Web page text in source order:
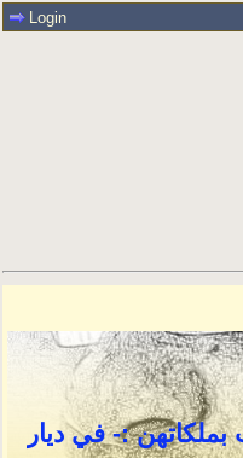
Login